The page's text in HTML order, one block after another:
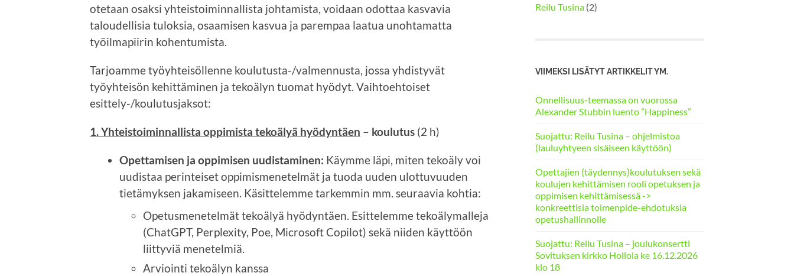
otetaan osaksi yhteistoiminnallista johtamista, voidaan odottaa kasvavia
taloudellisia tuloksia, osaamisen kasvua ja parempaa laatua unohtamatta
työilmapiirin kohentumista.
Tarjoamme työyhteisöllenne koulutusta-/valmennusta, jossa yhdistyvät
työyhteisön kehittäminen ja tekoälyn tuomat hyödyt. Vaihtoehtoiset
esittely-/koulutusjaksot:
1. Yhteistoiminnallista oppimista tekoälyä hyödyntäen – koulutus (2 h)
Opettamisen ja oppimisen uudistaminen: Käymme läpi, miten tekoäly voi
uudistaa perinteiset oppimismenetelmät ja tuoda uuden ulottuvuuden
tietämyksen jakamiseen. Käsittelemme tarkemmin mm. seuraavia kohtia:
Opetusmenetelmät tekoälyä hyödyntäen. Esittelemme tekoälymalleja
(ChatGPT, Perplexity, Poe, Microsoft Copilot) sekä niiden käyttöön
liittyviä menetelmiä.
Arviointi tekoälyn kanssa
Reilu Tusina (2)
VIIMEKSI LISÄTYT ARTIKKELIT YM.
Onnellisuus-teemassa on vuorossa
Alexander Stubbin luento ”Happiness”
Suojattu: Reilu Tusina – ohjelmistoa
(lauluyhtyeen sisäiseen käyttöön)
Opettajien (täydennys)koulutuksen sekä
koulujen kehittämisen rooli opetuksen ja
oppimisen kehittämisessä ->
konkreettisia toimenpide-ehdotuksia
opetushallinnolle
Suojattu: Reilu Tusina – joulukonsertti
Sovituksen kirkko Hollola ke 16.12.2026
klo 18